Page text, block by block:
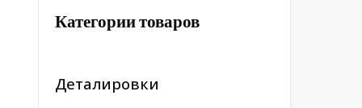
Категории товаров
Деталировки